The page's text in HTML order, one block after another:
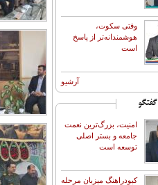
وقتی سکوت،
هوشمندانه‌تر از پاسخ
است
آرشیو
گفتگو
امنیت، بزرگ‌ترین نعمت
جامعه و بستر اصلی
توسعه است
کبودراهنگ میزبان مرحله